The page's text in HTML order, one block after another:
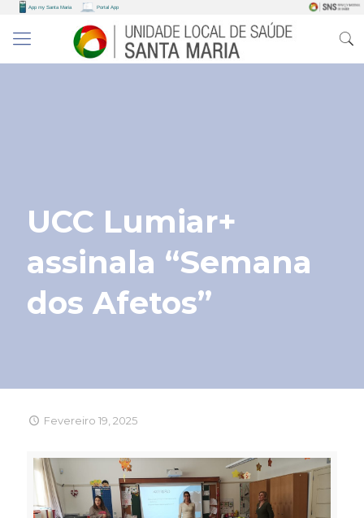
UCC Lumiar+
assinala “Semana
dos Afetos”
Fevereiro 19, 2025